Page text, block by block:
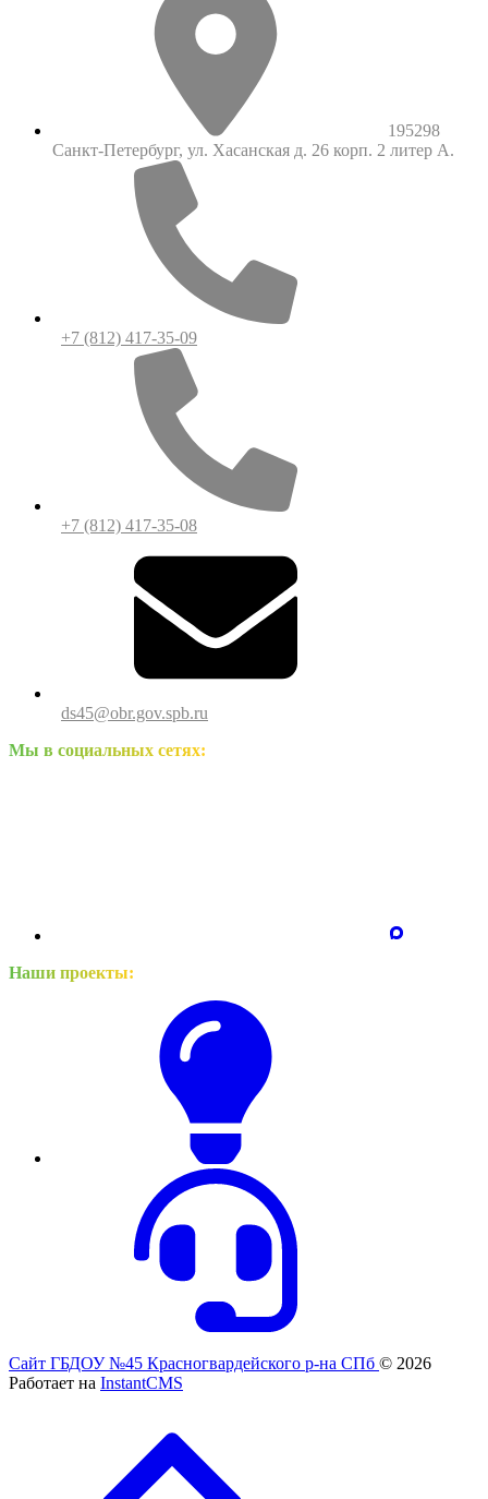
195298
Санкт-Петербург, ул. Хасанская д. 26 корп. 2 литер А.
+7 (812) 417-35-09
+7 (812) 417-35-08
ds45@obr.gov.spb.ru
Мы в социальных сетях:
Наши проекты:
Сайт ГБДОУ №45 Красногвардейского р-на СПб © 2026
Работает на InstantCMS